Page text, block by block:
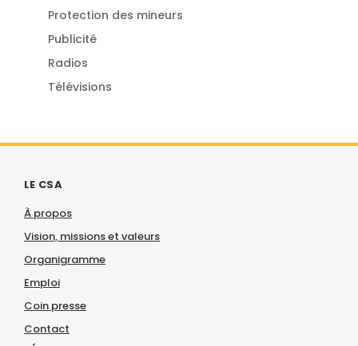
Protection des mineurs
Publicité
Radios
Télévisions
LE CSA
À propos
Vision, missions et valeurs
Organigramme
Emploi
Coin presse
Contact